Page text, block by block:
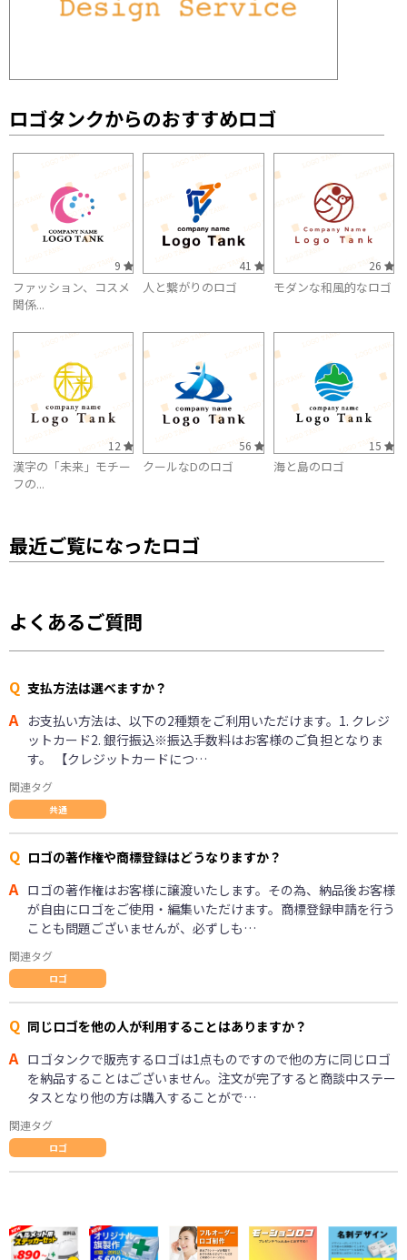
ロゴタンクからのおすすめロゴ
9
ファッション、コスメ
関係...
41
人と繋がりのロゴ
26
モダンな和風的なロゴ
12
漢字の「未来」モチー
フの...
56
クールなDのロゴ
15
海と島のロゴ
最近ご覧になったロゴ
よくあるご質問
Q 支払方法は選べますか？
A お支払い方法は、以下の2種類をご利用いただけます。1. クレジ
ットカード2. 銀行振込※振込手数料はお客様のご負担となりま
す。 【クレジットカードにつ…
関連タグ
共通
Q ロゴの著作権や商標登録はどうなりますか？
A ロゴの著作権はお客様に譲渡いたします。その為、納品後お客様
が自由にロゴをご使用・編集いただけます。商標登録申請を行う
ことも問題ございませんが、必ずしも…
関連タグ
ロゴ
Q 同じロゴを他の人が利用することはありますか？
A ロゴタンクで販売するロゴは1点ものですので他の方に同じロゴ
を納品することはございません。注文が完了すると商談中ステー
タスとなり他の方は購入することがで…
関連タグ
ロゴ